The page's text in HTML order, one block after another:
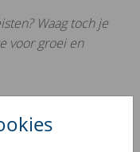
Waag toch je
voor groei en
diversiteit. Dit
welkom voelt